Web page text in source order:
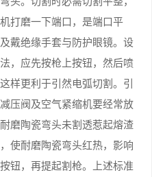
打磨一下端口，是端口平
戴绝缘手套与防护眼镜。设
，应先按枪上按钮，然后喷
样更利于引然电弧切割。引
压阀及空气紧缩机要经常放
磨陶瓷弯头未割透惹起熔渣
使耐磨陶瓷弯头红热，影响
钮，再提起割枪。上述标准